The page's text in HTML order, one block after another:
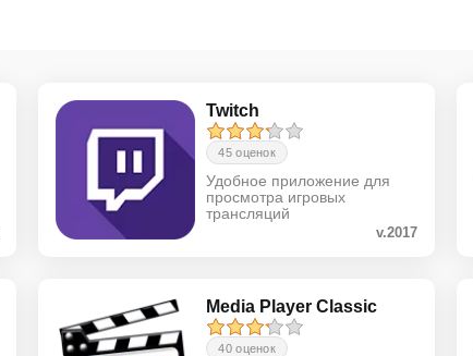
Twitch
45 оценок
Удобное приложение для
просмотра игровых
трансляций
v.2017
Media Player Classic
40 оценок